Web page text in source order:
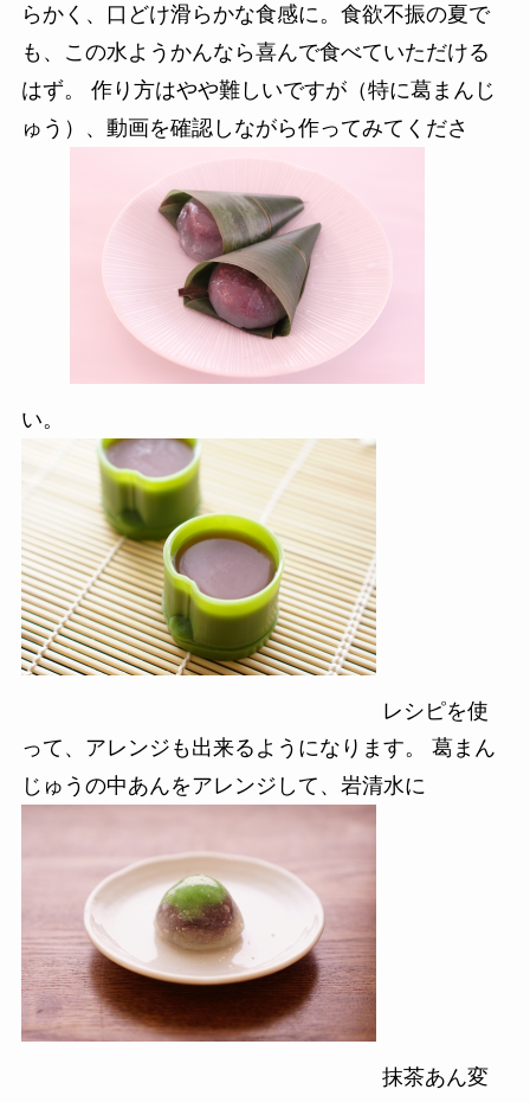
らかく、口どけ滑らかな食感に。食欲不振の夏で
も、この水ようかんなら喜んで食べていただける
はず。 作り方はやや難しいですが（特に葛まんじ
ゅう）、動画を確認しながら作ってみてくださ
い。
レシピを使
って、アレンジも出来るようになります。 葛まん
じゅうの中あんをアレンジして、岩清水に
抹茶あん変